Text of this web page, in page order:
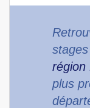
région
plus